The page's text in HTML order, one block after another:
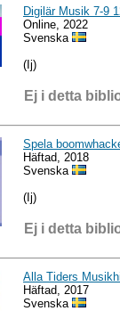
Digilär Musik 7-9
Online, 2022
Svenska
(Ij)
Ej i detta
Spela
Häftad, 2018
Svenska
(Ij)
Ej i detta
Alla Tiders
Häftad, 2017
Svenska